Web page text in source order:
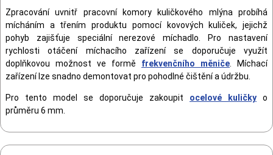
Zpracování uvnitř pracovní komory kuličkového mlýna probíhá
mícháním a třením produktu pomocí kovových kuliček, jejichž
pohyb zajišťuje speciální nerezové míchadlo. Pro nastavení
rychlosti otáčení míchacího zařízení se doporučuje využít
doplňkovou možnost ve formě frekvenčního měniče . Míchací
zařízení lze snadno demontovat pro pohodlné čištění a údržbu.
Pro tento model se doporučuje zakoupit ocelové kuličky o
průměru 6 mm.